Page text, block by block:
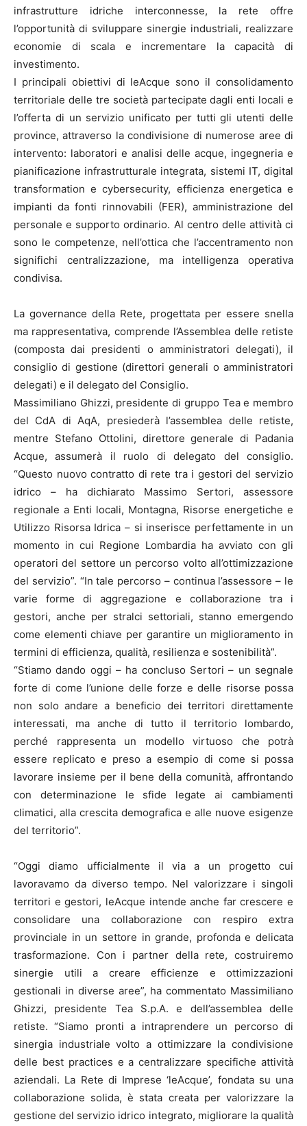
infrastrutture idriche interconnesse, la rete offre
l’opportunità di sviluppare sinergie industriali, realizzare
economie di scala e incrementare la capacità di
investimento.
I principali obiettivi di leAcque sono il consolidamento
territoriale delle tre società partecipate dagli enti locali e
l’offerta di un servizio unificato per tutti gli utenti delle
province, attraverso la condivisione di numerose aree di
intervento: laboratori e analisi delle acque, ingegneria e
pianificazione infrastrutturale integrata, sistemi IT, digital
transformation e cybersecurity, efficienza energetica e
impianti da fonti rinnovabili (FER), amministrazione del
personale e supporto ordinario. Al centro delle attività ci
sono le competenze, nell’ottica che l’accentramento non
significhi centralizzazione, ma intelligenza operativa
condivisa.
La governance della Rete, progettata per essere snella
ma rappresentativa, comprende l’Assemblea delle retiste
(composta dai presidenti o amministratori delegati), il
consiglio di gestione (direttori generali o amministratori
delegati) e il delegato del Consiglio.
Massimiliano Ghizzi, presidente di gruppo Tea e membro
del CdA di AqA, presiederà l’assemblea delle retiste,
mentre Stefano Ottolini, direttore generale di Padania
Acque, assumerà il ruolo di delegato del consiglio.
“Questo nuovo contratto di rete tra i gestori del servizio
idrico – ha dichiarato Massimo Sertori, assessore
regionale a Enti locali, Montagna, Risorse energetiche e
Utilizzo Risorsa Idrica – si inserisce perfettamente in un
momento in cui Regione Lombardia ha avviato con gli
operatori del settore un percorso volto all’ottimizzazione
del servizio”. “In tale percorso – continua l’assessore – le
varie forme di aggregazione e collaborazione tra i
gestori, anche per stralci settoriali, stanno emergendo
come elementi chiave per garantire un miglioramento in
termini di efficienza, qualità, resilienza e sostenibilità”.
“Stiamo dando oggi – ha concluso Sertori – un segnale
forte di come l’unione delle forze e delle risorse possa
non solo andare a beneficio dei territori direttamente
interessati, ma anche di tutto il territorio lombardo,
perché rappresenta un modello virtuoso che potrà
essere replicato e preso a esempio di come si possa
lavorare insieme per il bene della comunità, affrontando
con determinazione le sfide legate ai cambiamenti
climatici, alla crescita demografica e alle nuove esigenze
del territorio”.
“Oggi diamo ufficialmente il via a un progetto cui
lavoravamo da diverso tempo. Nel valorizzare i singoli
territori e gestori, leAcque intende anche far crescere e
consolidare una collaborazione con respiro extra
provinciale in un settore in grande, profonda e delicata
trasformazione. Con i partner della rete, costruiremo
sinergie utili a creare efficienze e ottimizzazioni
gestionali in diverse aree”, ha commentato Massimiliano
Ghizzi, presidente Tea S.p.A. e dell’assemblea delle
retiste. “Siamo pronti a intraprendere un percorso di
sinergia industriale volto a ottimizzare la condivisione
delle best practices e a centralizzare specifiche attività
aziendali. La Rete di Imprese ‘leAcque’, fondata su una
collaborazione solida, è stata creata per valorizzare la
gestione del servizio idrico integrato, migliorare la qualità